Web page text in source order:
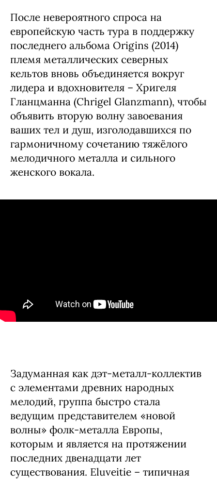
После невероятного спроса на
европейскую часть тура в поддержку
последнего альбома Origins (2014)
племя металлических северных
кельтов вновь объединяется вокруг
лидера и вдохновителя – Хригеля
Гланцманна (Chrigel Glanzmann), чтобы
объявить вторую волну завоевания
ваших тел и душ, изголодавшихся по
гармоничному сочетанию тяжёлого
мелодичного металла и сильного
женского вокала.
Задуманная как дэт-металл-коллектив
с элементами древних народных
мелодий, группа быстро стала
ведущим представителем «новой
волны» фолк-металла Европы,
которым и является на протяжении
последних двенадцати лет
существования. Eluveitie – типичная